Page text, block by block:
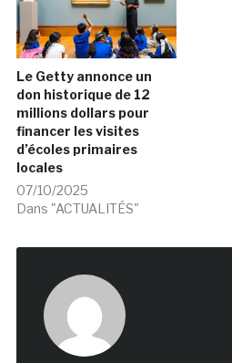
Le Getty annonce un
don historique de 12
millions dollars pour
financer les visites
d’écoles primaires
locales
07/10/2025
Dans "ACTUALITÉS"